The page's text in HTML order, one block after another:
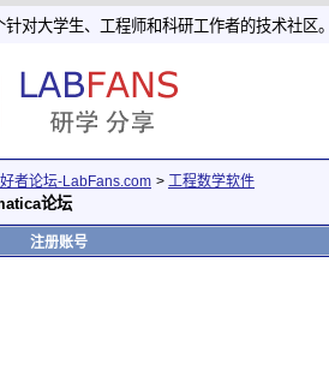
针对大学生、工程师和科研工作者的技术社区
者论坛-LabFans.com > 工程数学软件
论坛
注册账号